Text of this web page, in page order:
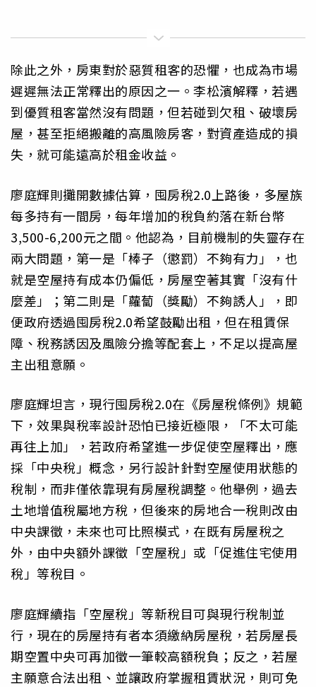
除此之外，房東對於惡質租客的恐懼，也成為市場
遲遲無法正常釋出的原因之一。李松濱解釋，若遇
到優質租客當然沒有問題，但若碰到欠租、破壞房
屋，甚至拒絕搬離的高風險房客，對資產造成的損
失，就可能遠高於租金收益。
廖庭輝則攤開數據估算，囤房稅2.0上路後，多屋族
每多持有一間房，每年增加的稅負約落在新台幣
3,500-6,200元之間。他認為，目前機制的失靈存在
兩大問題，第一是「棒子（懲罰）不夠有力」，也
就是空屋持有成本仍偏低，房屋空著其實「沒有什
麼差」；第二則是「蘿蔔（獎勵）不夠誘人」，即
便政府透過囤房稅2.0希望鼓勵出租，但在租賃保
障、稅務誘因及風險分擔等配套上，不足以提高屋
主出租意願。
廖庭輝坦言，現行囤房稅2.0在《房屋稅條例》規範
下，效果與稅率設計恐怕已接近極限，「不太可能
再往上加」，若政府希望進一步促使空屋釋出，應
採「中央稅」概念，另行設計針對空屋使用狀態的
稅制，而非僅依靠現有房屋稅調整。他舉例，過去
土地增值稅屬地方稅，但後來的房地合一稅則改由
中央課徵，未來也可比照模式，在既有房屋稅之
外，由中央額外課徵「空屋稅」或「促進住宅使用
稅」等稅目。
廖庭輝續指「空屋稅」等新稅目可與現行稅制並
行，現在的房屋持有者本須繳納房屋稅，若房屋長
期空置中央可再加徵一筆較高額稅負；反之，若屋
主願意合法出租、並讓政府掌握租賃狀況，則可免